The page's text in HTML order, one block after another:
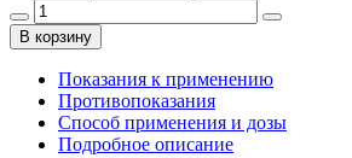
В корзину
Показания к применению
Противопоказания
Способ применения и дозы
Подробное описание